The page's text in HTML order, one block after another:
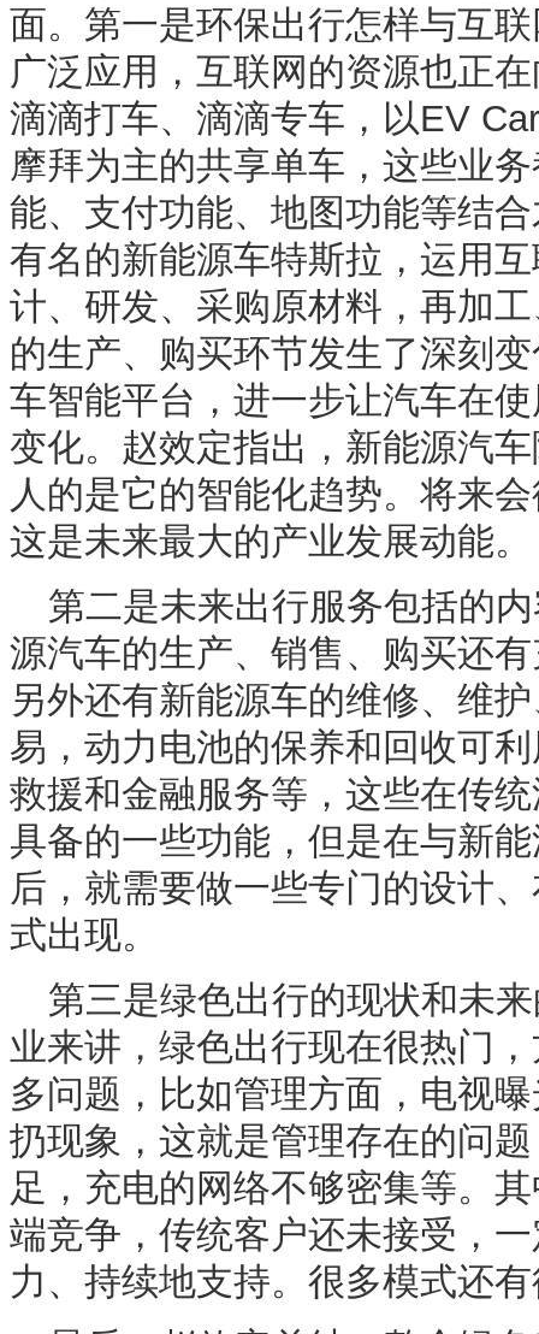
面。第一是环保出行怎样与互
广泛应用，互联网的资源也正
滴滴打车、滴滴专车，以EV
摩拜为主的共享单车，这些业
能、支付功能、地图功能等结
有名的新能源车特斯拉，运用
计、研发、采购原材料，再加
的生产、购买环节发生了深刻
车智能平台，进一步让汽车在
变化。赵效定指出，新能源汽
人的是它的智能化趋势。将来
这是未来最大的产业发展动能。
第二是未来出行服务包括的
源汽车的生产、销售、购买还
另外还有新能源车的维修、维
易，动力电池的保养和回收可
救援和金融服务等，这些在传
具备的一些功能，但是在与新
后，就需要做一些专门的设计
式出现。
第三是绿色出行的现状和未
业来讲，绿色出行现在很热门
多问题，比如管理方面，电视
扔现象，这就是管理存在的问
足，充电的网络不够密集等。
端竞争，传统客户还未接受，
力、持续地支持。很多模式还